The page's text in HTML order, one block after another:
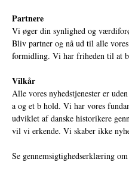
Partnere
Vi øger din synlighed og
Bliv partner og nå ud til alle
formidling. Vi har friheden til at
Vilkår
Alle vores nyhedstjenester er
a og et b hold. Vi har vores
udviklet af danske historikere
vil vi erkende. Vi skaber ikke
Se gennemsigtighedserklæring